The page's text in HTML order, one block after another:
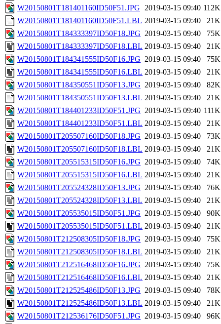
W20150801T181401160ID50F51.JPG 2019-03-15 09:40 112K
W20150801T181401160ID50F51.LBL 2019-03-15 09:40
21K
W20150801T184333397ID50F18.JPG 2019-03-15 09:40
75K
W20150801T184333397ID50F18.LBL 2019-03-15 09:40
21K
W20150801T184341555ID50F16.JPG 2019-03-15 09:40
75K
W20150801T184341555ID50F16.LBL 2019-03-15 09:40
21K
W20150801T184350551ID50F13.JPG 2019-03-15 09:40
82K
W20150801T184350551ID50F13.LBL 2019-03-15 09:40
21K
W20150801T184401233ID50F51.JPG 2019-03-15 09:40 111K
W20150801T184401233ID50F51.LBL 2019-03-15 09:40
21K
W20150801T205507160ID50F18.JPG 2019-03-15 09:40
73K
W20150801T205507160ID50F18.LBL 2019-03-15 09:40
21K
W20150801T205515315ID50F16.JPG 2019-03-15 09:40
74K
W20150801T205515315ID50F16.LBL 2019-03-15 09:40
21K
W20150801T205524328ID50F13.JPG 2019-03-15 09:40
76K
W20150801T205524328ID50F13.LBL 2019-03-15 09:40
21K
W20150801T205535015ID50F51.JPG 2019-03-15 09:40
90K
W20150801T205535015ID50F51.LBL 2019-03-15 09:40
21K
W20150801T212508305ID50F18.JPG 2019-03-15 09:40
75K
W20150801T212508305ID50F18.LBL 2019-03-15 09:40
21K
W20150801T212516468ID50F16.JPG 2019-03-15 09:40
75K
W20150801T212516468ID50F16.LBL 2019-03-15 09:40
21K
W20150801T212525486ID50F13.JPG 2019-03-15 09:40
78K
W20150801T212525486ID50F13.LBL 2019-03-15 09:40
21K
W20150801T212536176ID50F51.JPG 2019-03-15 09:40
96K